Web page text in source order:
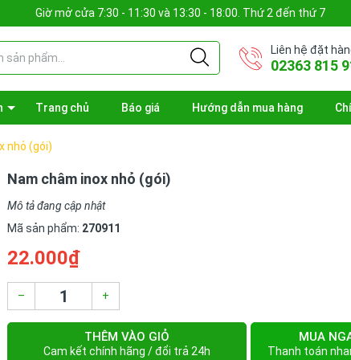
Giờ mở cửa 7:30 - 11:30 và 13:30 - 18:00. Thứ 2 đến thứ 7
Liên hệ đặt
02363 815
Trang chủ Báo giá Hướng dẫn mua hàng
nhỏ (gói)
Nam châm inox nhỏ (gói)
Mô tả đang cập nhật
Mã sản phẩm: 270911
22.000₫
– +
THÊM VÀO GIỎ
Cam kết chính hãng / đổi trả 24h
MUA
Thanh toán